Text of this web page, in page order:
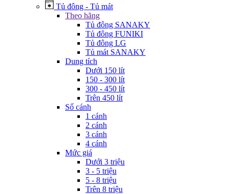
Tủ đông - Tủ mát
Theo hãng
Tủ đông SANAKY
Tủ đông FUNIKI
Tủ đông LG
Tủ mát SANAKY
Dung tích
Dưới 150 lít
150 - 300 lít
300 - 450 lít
Trên 450 lít
Số cánh
1 cánh
2 cánh
3 cánh
4 cánh
Mức giá
Dưới 3 triệu
3 - 5 triệu
5 - 8 triệu
Trên 8 triệu